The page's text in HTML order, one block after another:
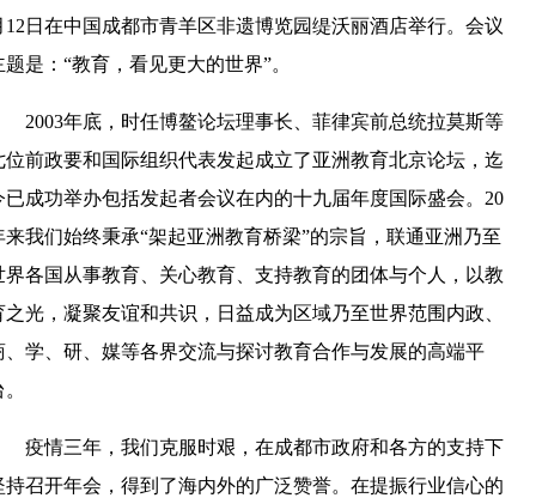
12日在中国成都市青羊区非遗博览园缇沃丽酒店举行。会议
题是：“教育，看见更大的世界”。
2003年底，时任博鳌论坛理事长、菲律宾前总统拉莫斯等
位前政要和国际组织代表发起成立了亚洲教育北京论坛，迄
已成功举办包括发起者会议在内的十九届年度国际盛会。20
来我们始终秉承“架起亚洲教育桥梁”的宗旨，联通亚洲乃至
界各国从事教育、关心教育、支持教育的团体与个人，以教
之光，凝聚友谊和共识，日益成为区域乃至世界范围内政、
、学、研、媒等各界交流与探讨教育合作与发展的高端平
疫情三年，我们克服时艰，在成都市政府和各方的支持下
持召开年会，得到了海内外的广泛赞誉。在提振行业信心的